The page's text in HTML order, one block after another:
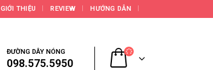
GIỚI THIỆU REVIEW HƯỚNG DẪN
ĐƯỜNG DÂY NÓNG
098.575.5950